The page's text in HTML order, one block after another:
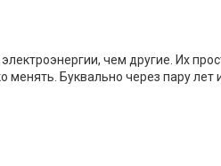
чем другие. Их
Буквально через пару